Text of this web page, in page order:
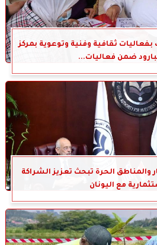
بفعاليات ثقافية وفنية وتوعوية بمركز
ضمن فعاليات...
والمناطق الحرة تبحث تعزيز الشراكة
مع اليونان